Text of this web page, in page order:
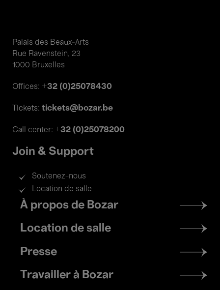
Palais des Beaux-Arts
Rue Ravenstein, 23
1000 Bruxelles
Offices: +32 (0)25078430
Tickets: tickets@bozar.be
Call center: +32 (0)25078200
Join & Support
Soutenez-nous
Location de salle
Footer
menu
À propos de Bozar
Location de salle
Presse
Travailler à Bozar